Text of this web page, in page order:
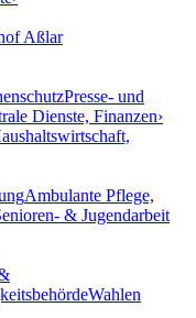
Aßlar
Presse- und
Dienste, Finanzen›
Ambulante Pflege,
& Jugendarbeit
Wahlen